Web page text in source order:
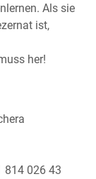
Als sie
ist,
her!
814 026 43